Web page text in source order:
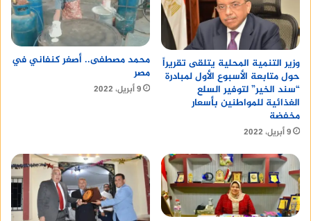
وزير التنمية المحلية يتلقى تقريراً
حول متابعة الأسبوع الأول لمبادرة
“سند الخير” لتوفير السلع
الغذائية للمواطنين بأسعار
مخفضة
9 أبريل، 2022
محمد مصطفى.. أصغر كنفاني في
مصر
9 أبريل، 2022